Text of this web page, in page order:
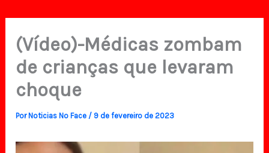
(Vídeo)-Médicas zombam
de crianças que levaram
choque
PorNoticias No Face / 9 de fevereiro de 2023